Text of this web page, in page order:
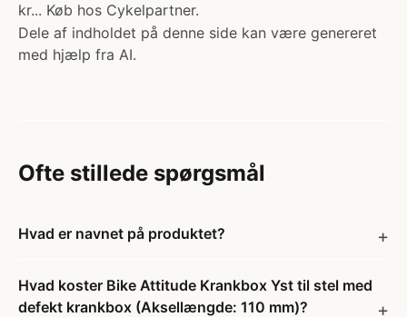
kr... Køb hos Cykelpartner.
Dele af indholdet på denne side kan være genereret
med hjælp fra AI.
Ofte stillede spørgsmål
Hvad er navnet på produktet?
Hvad koster Bike Attitude Krankbox Yst til stel med
defekt krankbox (Aksellængde: 110 mm)?